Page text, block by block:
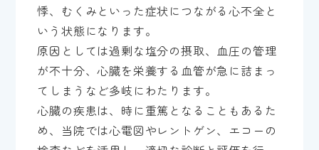
悸、むくみといった症状につながる心不全と
いう状態になります。
原因としては過剰な塩分の摂取、血圧の管理
が不十分、心臓を栄養する血管が急に詰まっ
てしまうなど多岐にわたります。
心臓の疾患は、時に重篤となることもあるた
め、当院では心電図やレントゲン、エコーの